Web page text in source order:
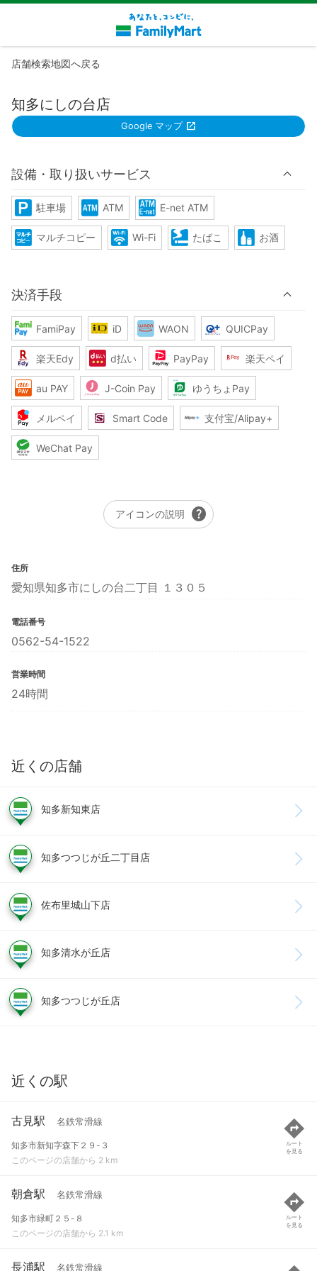
店舗検索地図へ戻る
知多にしの台店
Google マップ
設備・取り扱いサービス
駐車場 ATM E-net ATM
マルチコピー Wi-Fi たばこ お酒
決済手段
FamiPay iD WAON QUICPay
楽天Edy d払い PayPay 楽天ペイ
au PAY J-Coin Pay ゆうちょPay
メルペイ Smart Code 支付宝/Alipay+
WeChat Pay
アイコンの説明 help
住所
愛知県知多市にしの台二丁目 １３０５
電話番号
0562-54-1522
営業時間
24時間
近くの店舗
知多新知東店
知多つつじが丘二丁目店
佐布里城山下店
知多清水が丘店
知多つつじが丘店
近くの駅
古見駅 名鉄常滑線
知多市新知字森下２９-３
このページの店舗から 2 km
ルート
を見る
朝倉駅 名鉄常滑線
知多市緑町２５-８
このページの店舗から 2.1 km
ルート
を見る
長浦駅 名鉄常滑線